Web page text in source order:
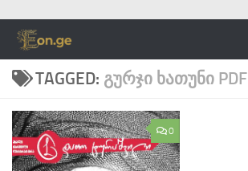
Skip to content
TAGGED: ᲒᲣᲠᲯᲘ ᲮᲐᲗᲣᲜᲘ PDF
0